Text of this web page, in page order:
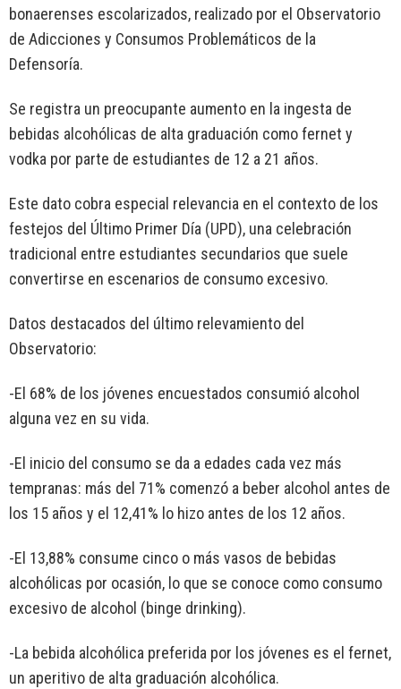
bonaerenses escolarizados, realizado por el Observatorio
de Adicciones y Consumos Problemáticos de la
Defensoría.
Se registra un preocupante aumento en la ingesta de
bebidas alcohólicas de alta graduación como fernet y
vodka por parte de estudiantes de 12 a 21 años.
Este dato cobra especial relevancia en el contexto de los
festejos del Último Primer Día (UPD), una celebración
tradicional entre estudiantes secundarios que suele
convertirse en escenarios de consumo excesivo.
Datos destacados del último relevamiento del
Observatorio:
-El 68% de los jóvenes encuestados consumió alcohol
alguna vez en su vida.
-El inicio del consumo se da a edades cada vez más
tempranas: más del 71% comenzó a beber alcohol antes de
los 15 años y el 12,41% lo hizo antes de los 12 años.
-El 13,88% consume cinco o más vasos de bebidas
alcohólicas por ocasión, lo que se conoce como consumo
excesivo de alcohol (binge drinking).
-La bebida alcohólica preferida por los jóvenes es el fernet,
un aperitivo de alta graduación alcohólica.